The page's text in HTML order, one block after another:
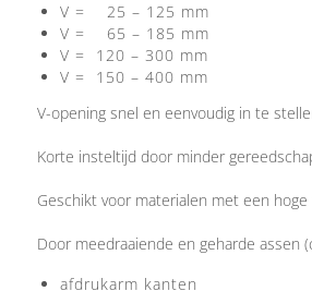
V = 25 – 125 mm
V = 65 – 185 mm
V = 120 – 300 mm
V = 150 – 400 mm
V-opening snel en eenvoudig in te
Korte insteltijd door minder
Geschikt voor materialen met een
Door meedraaiende en geharde assen
afdrukarm kanten